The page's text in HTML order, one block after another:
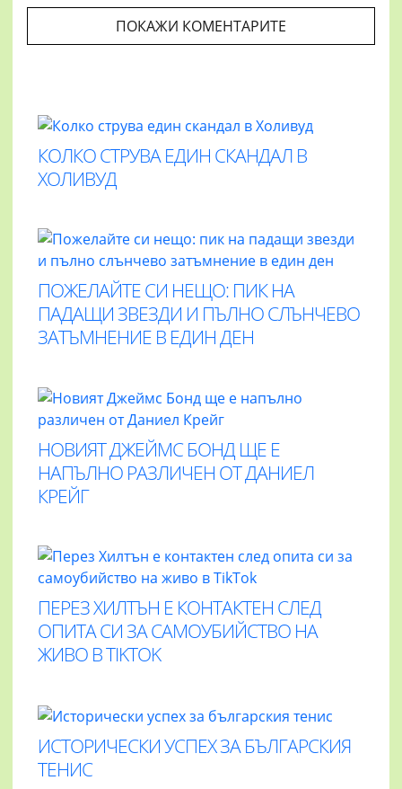
ПОКАЖИ КОМЕНТАРИТЕ
КОЛКО СТРУВА ЕДИН СКАНДАЛ В
ХОЛИВУД
ПОЖЕЛАЙТЕ СИ НЕЩО: ПИК НА
ПАДАЩИ ЗВЕЗДИ И ПЪЛНО СЛЪНЧЕВО
ЗАТЪМНЕНИЕ В ЕДИН ДЕН
НОВИЯТ ДЖЕЙМС БОНД ЩЕ Е
НАПЪЛНО РАЗЛИЧЕН ОТ ДАНИЕЛ
КРЕЙГ
ПЕРЕЗ ХИЛТЪН Е КОНТАКТЕН СЛЕД
ОПИТА СИ ЗА САМОУБИЙСТВО НА
ЖИВО В TIKTOK
ИСТОРИЧЕСКИ УСПЕХ ЗА БЪЛГАРСКИЯ
ТЕНИС